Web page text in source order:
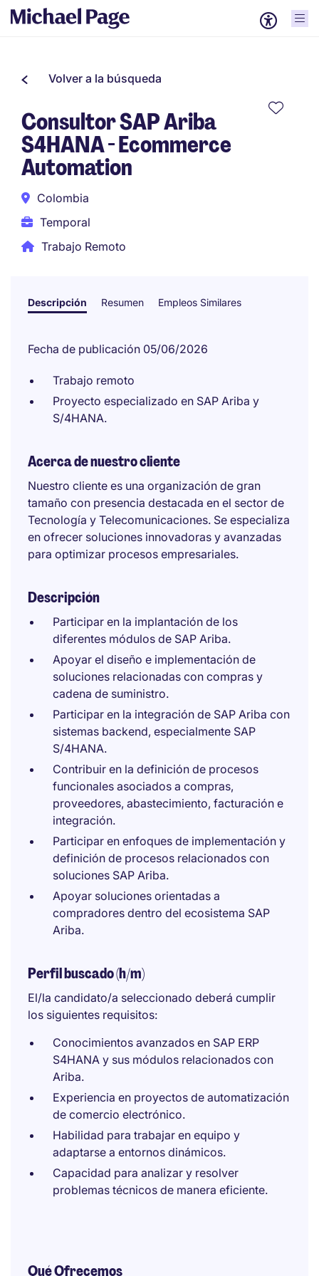
Volver a la búsqueda
Consultor SAP Ariba
S4HANA - Ecommerce
Automation
Colombia
Temporal
Trabajo Remoto
Descripción Resumen Empleos Similares
Fecha de publicación 05/06/2026
Trabajo remoto
Proyecto especializado en SAP Ariba y
S/4HANA.
Acerca de nuestro cliente
Nuestro cliente es una organización de gran
tamaño con presencia destacada en el sector de
Tecnología y Telecomunicaciones. Se especializa
en ofrecer soluciones innovadoras y avanzadas
para optimizar procesos empresariales.
Descripción
Participar en la implantación de los
diferentes módulos de SAP Ariba.
Apoyar el diseño e implementación de
soluciones relacionadas con compras y
cadena de suministro.
Participar en la integración de SAP Ariba con
sistemas backend, especialmente SAP
S/4HANA.
Contribuir en la definición de procesos
funcionales asociados a compras,
proveedores, abastecimiento, facturación e
integración.
Participar en enfoques de implementación y
definición de procesos relacionados con
soluciones SAP Ariba.
Apoyar soluciones orientadas a
compradores dentro del ecosistema SAP
Ariba.
Perfil buscado (h/m)
El/la candidato/a seleccionado deberá cumplir
los siguientes requisitos:
Conocimientos avanzados en SAP ERP
S4HANA y sus módulos relacionados con
Ariba.
Experiencia en proyectos de automatización
de comercio electrónico.
Habilidad para trabajar en equipo y
adaptarse a entornos dinámicos.
Capacidad para analizar y resolver
problemas técnicos de manera eficiente.
Qué Ofrecemos